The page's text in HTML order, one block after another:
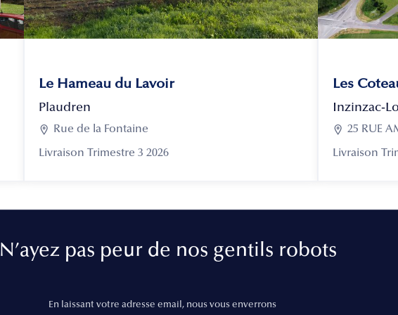
Le Hameau du Lavoir
Plaudren
 Rue de la Fontaine
Livraison Trimestre 3 2026
Inzinzac-
 25 RUE
Livraison
N’ayez pas peur de nos gentils robots
En laissant votre adresse email, nous vous enverrons